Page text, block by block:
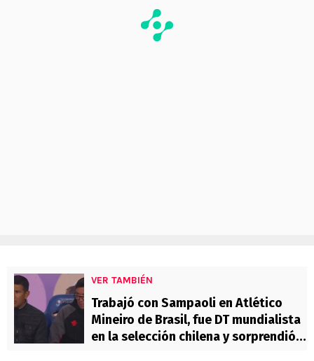
VER TAMBIÉN
Trabajó con Sampaoli en Atlético
Mineiro de Brasil, fue DT mundialista
en la selección chilena y sorprendió